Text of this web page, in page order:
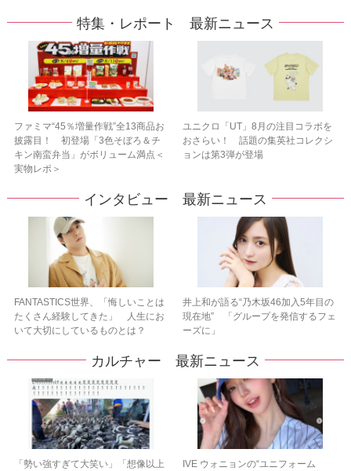
特集・レポート 最新ニュース
ファミマ“45％増量作戦”全13商品お
披露目！ 初登場「3色そぼろ＆チ
キン南蛮弁当」がボリューム満点＜
実物レポ＞
ユニクロ「UT」8月の注目コラボを
おさらい！ 話題の集英社コレクシ
ョンは第3弾が登場
インタビュー 最新ニュース
FANTASTICS世界、「悔しいことは
たくさん経験してきた」 人生にお
いて大切にしているものとは？
井上和が語る“乃木坂46加入5年目の
現在地” 「グループを発信するフェ
ーズに」
カルチャー 最新ニュース
「勢い強すぎて大笑い」「想像以上
IVE ウォニョンの“ユニフォーム